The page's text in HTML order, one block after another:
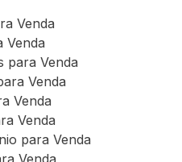
Venda
Venda
para Venda
Venda
Venda
Venda
para Venda
Venda